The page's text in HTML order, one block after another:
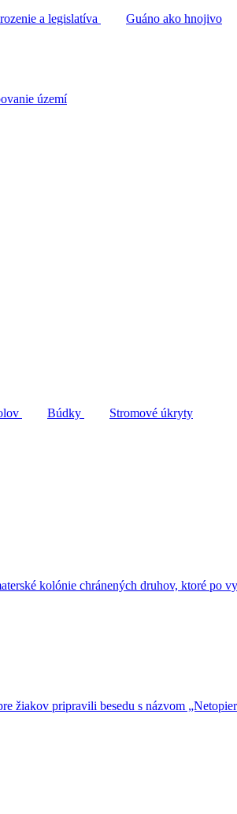
a legislatíva Guáno ako hnojivo
území
Búdky
Stromové úkryty
kolónie chránených druhov, ktoré po
žiakov pripravili besedu s názvom